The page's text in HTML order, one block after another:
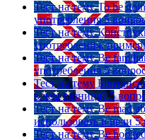
Тест на тему To be
употребления 5
Тест на тему
употребления,
Тест на тему Be
употребления 5
Тест на тему
в чем разница? 5
Тест на тему Be mad
использовать в речи 5
Тест на тему Be